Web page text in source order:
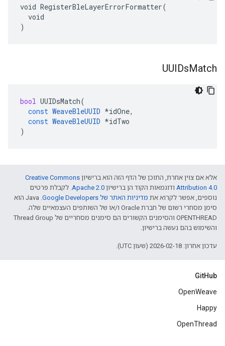
void RegisterBleLayerErrorFormatter(
  void
)
UUIDsMatch
bool UUIDsMatch(
const WeaveBleUUID *idOne,
const WeaveBleUUID *idTwo
)
אלא אם צוין אחרת, התוכן של הדף הזה הוא ברישיון Creative Commons
Attribution 4.0‏ ודוגמאות הקוד הן ברישיון Apache 2.0‏. לקבלת פרטים
נוספים, אפשר לקרוא את מדיניות האתר של Google Developers‏
.‏ Java הוא
סימן מסחרי רשום של חברת Oracle ו/או של השותפים העצמאיים שלה.
‫OPENTHREAD והסימנים הקשורים הם סימנים מסחריים של Thread Group
והשימוש בהם נעשה ברישיון.
עדכון אחרון: 2026-02-18 (שעון UTC).
GitHub
OpenWeave
Happy
OpenThread